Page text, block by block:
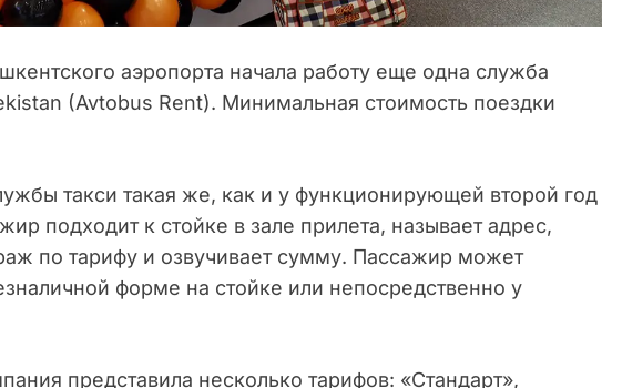
аэропорта начала работу еще одна служба
(Avtobus Rent). Минимальная стоимость поездки
такси такая же, как и у функционирующей второй год
подходит к стойке в зале прилета, называет адрес,
по тарифу и озвучивает сумму. Пассажир может
форме на стойке или непосредственно у
представила несколько тарифов: «Стандарт»,